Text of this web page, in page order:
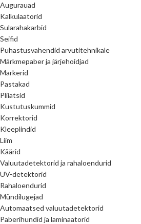
Augurauad
Kalkulaatorid
Sularahakarbid
Seifid
Puhastusvahendid arvutitehnikale
Märkmepaber ja järjehoidjad
Markerid
Pastakad
Pliiatsid
Kustutuskummid
Korrektorid
Kleeplindid
Liim
Käärid
Valuutadetektorid ja rahaloendurid
UV-detektorid
Rahaloendurid
Mündilugejad
Automaatsed valuutadetektorid
Paberihundid ja laminaatorid